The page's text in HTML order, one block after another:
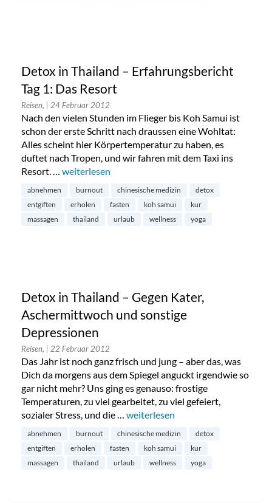
Detox in Thailand – Erfahrungsbericht
Tag 1: Das Resort
Reisen, | 24 Februar 2012
Nach den vielen Stunden im Flieger bis Koh Samui ist
schon der erste Schritt nach draussen eine Wohltat:
Alles scheint hier Körpertemperatur zu haben, es
duftet nach Tropen, und wir fahren mit dem Taxi ins
Resort. … „Detox in Thailand – Erfahrungsbericht Tag 1: Das
weiterlesen
abnehmen burnout chinesische medizin
detox
entgiften
erholen fasten koh samui
kur
massagen
thailand urlaub wellness yoga
Detox in Thailand – Gegen Kater,
Aschermittwoch und sonstige
Depressionen
Reisen, | 22 Februar 2012
Das Jahr ist noch ganz frisch und jung – aber das, was
Dich da morgens aus dem Spiegel anguckt irgendwie so
gar nicht mehr? Uns ging es genauso: frostige
Temperaturen, zu viel gearbeitet, zu viel gefeiert,
sozialer Stress, und die … „Detox in Thailand – Gegen
weiterlesen
abnehmen burnout chinesische medizin
detox
entgiften
erholen fasten koh samui
kur
massagen
thailand urlaub wellness yoga